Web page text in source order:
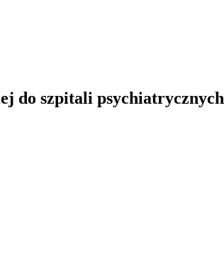
do szpitali psychiatrycznych